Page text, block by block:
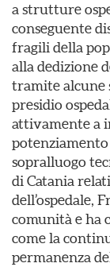
a strutture
conseguente
fragili della
alla dedizione
tramite alcune
presidio
attivamente a
potenziamento
sopralluogo
di Catania
dell’ospedale,
comunità e ha
come la
permanenza